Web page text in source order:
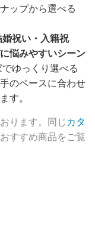
ップから選べる
祝い・入籍祝
悩みやすいシーン
ゆっくり選べる
のペースに合わせ
す。
ります。同じ カタ
すすめ商品をご覧